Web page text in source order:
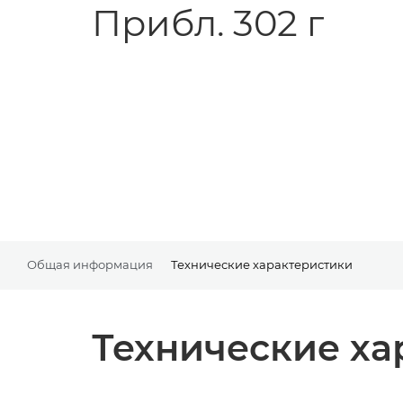
Прибл. 302 г
Общая информация Технические характеристики
Технические